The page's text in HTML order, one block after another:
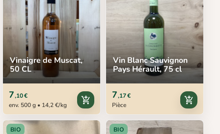
Vinaigre de Muscat,
50 CL
7,10 €
env. 500 g • 14,2 €/kg
add_shopping_cart
Vin Blanc Sauvignon
Pays Hérault, 75 cl
7,17 €
Pièce
add_shopping_cart
BIO BIO